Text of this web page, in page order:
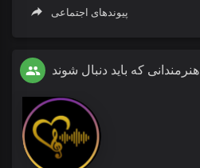
پیوندهای اجتماعی
هنرمندانی که باید دنبال شوند